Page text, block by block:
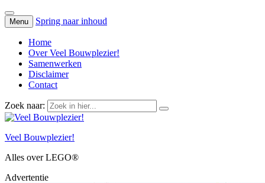
Menu Spring naar inhoud
Home
Over Veel Bouwplezier!
Samenwerken
Disclaimer
Contact
Zoek naar:
Veel Bouwplezier!
Alles over LEGO®
Advertentie